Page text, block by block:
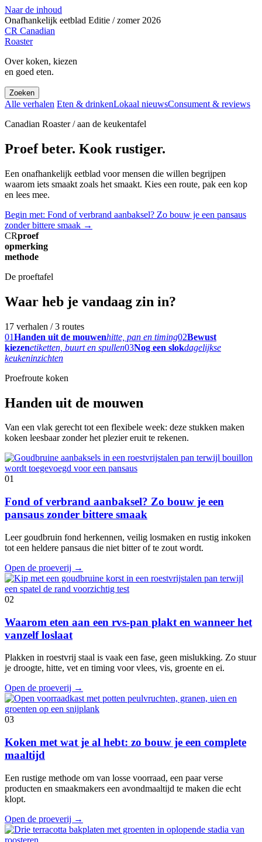
Naar de inhoud
Onafhankelijk eetblad Editie / zomer 2026
CR Canadian
Roaster
Over koken, kiezen
en goed eten.
Zoeken
Alle verhalen Eten & drinkenLokaal nieuwsConsument & reviews
Canadian Roaster / aan de keukentafel
Proef beter. Kook rustiger.
Een onafhankelijk eetblad voor mensen die willen begrijpen
waarom iets smaakt zoals het smaakt. Kies een route, pak een kop
en lees mee.
Begin met: Fond of verbrand aanbaksel? Zo bouw je een pansaus
zonder bittere smaak →
CRproef
opmerking
methode
De proeftafel
Waar heb je vandaag zin in?
17 verhalen / 3 routes
01Handen uit de mouwenhitte, pan en timing02Bewust
kiezenetiketten, buurt en spullen03Nog een slokdagelijkse
keukeninzichten
Proefroute koken
Handen uit de mouwen
Van een vlak gerecht tot een flexibele week: deze stukken maken
koken leesbaar zonder het plezier eruit te rekenen.
01
Fond of verbrand aanbaksel? Zo bouw je een
pansaus zonder bittere smaak
Leer goudbruin fond herkennen, veilig losmaken en rustig inkoken
tot een heldere pansaus die niet bitter of te zout wordt.
Open de proeverij →
02
Waarom eten aan een rvs-pan plakt en wanneer het
vanzelf loslaat
Plakken in roestvrij staal is vaak een fase, geen mislukking. Zo stuur
je droogte, hitte, vet en timing voor vlees, vis, groente en ei.
Open de proeverij →
03
Koken met wat je al hebt: zo bouw je een complete
maaltijd
Een rustige methode om van losse voorraad, een paar verse
producten en smaakmakers een avondmaaltijd te maken die echt
klopt.
Open de proeverij →